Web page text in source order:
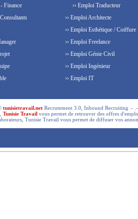
Finance
›› Emploi Traducteur
›› Emploi Architecte
›› Emploi Esthétique / Coiffure
›› Emploi Freelance
›› Emploi Génie Civil
›› Emploi Ingénieur
›› Emploi IT
tunisietravail.net Recrutement 3.0, Inbound Recruiting .-
Tunisie Travail vous permet de retrouver des offres
Tunisie Travail vous permet de diffuser vos